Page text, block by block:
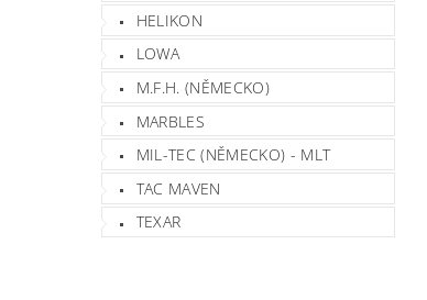
HELIKON
LOWA
M.F.H. (NĚMECKO)
MARBLES
MIL-TEC (NĚMECKO) - MLT
TAC MAVEN
TEXAR